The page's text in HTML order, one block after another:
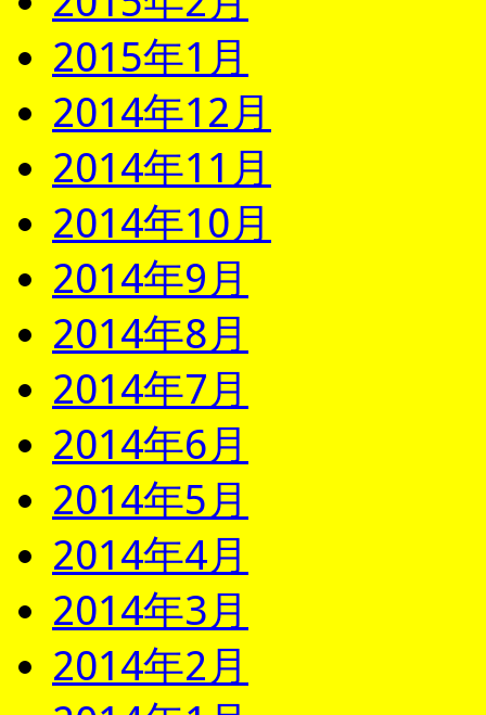
2015年1月
2014年12月
2014年11月
2014年10月
2014年9月
2014年8月
2014年7月
2014年6月
2014年5月
2014年4月
2014年3月
2014年2月